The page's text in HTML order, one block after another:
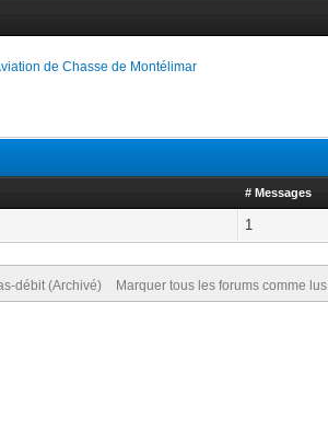
de Chasse de Montélimar
# Messages
1
débit (Archivé) Marquer tous les forums comme lus